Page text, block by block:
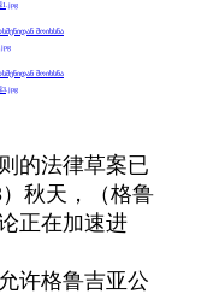
მოიხსნა
მოიხსნა
的法律草案已
秋天，（格鲁
正在加速进
许格鲁吉亚公